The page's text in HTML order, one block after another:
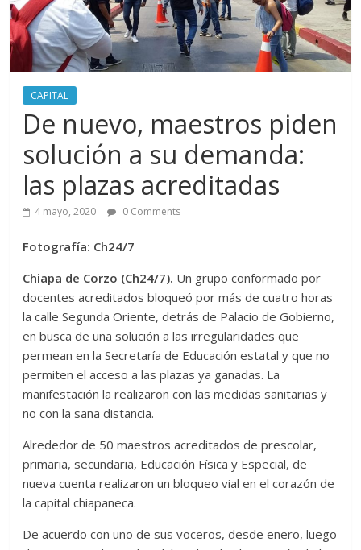
CAPITAL
De nuevo, maestros piden
solución a su demanda:
las plazas acreditadas
4 mayo, 2020 0 Comments
Fotografía: Ch24/7
Chiapa de Corzo (Ch24/7). Un grupo conformado por
docentes acreditados bloqueó por más de cuatro horas
la calle Segunda Oriente, detrás de Palacio de Gobierno,
en busca de una solución a las irregularidades que
permean en la Secretaría de Educación estatal y que no
permiten el acceso a las plazas ya ganadas. La
manifestación la realizaron con las medidas sanitarias y
no con la sana distancia.
Alrededor de 50 maestros acreditados de prescolar,
primaria, secundaria, Educación Física y Especial, de
nueva cuenta realizaron un bloqueo vial en el corazón de
la capital chiapaneca.
De acuerdo con uno de sus voceros, desde enero, luego